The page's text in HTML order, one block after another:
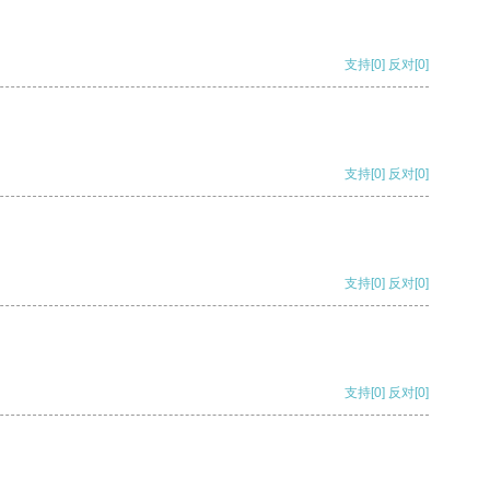
支持[0] 反对[0]
支持[0] 反对[0]
支持[0] 反对[0]
支持[0] 反对[0]